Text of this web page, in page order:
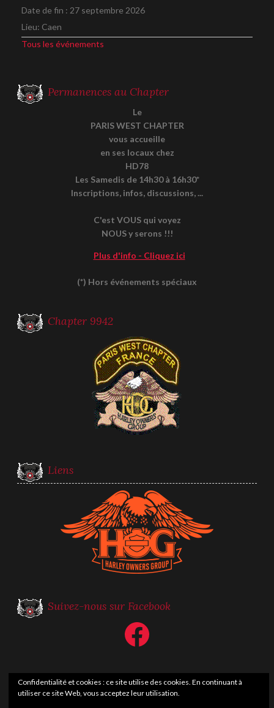
Date de fin : 27 septembre 2026
Lieu: Caen
Tous les événements
Permanences au Chapter
Le
PARIS WEST CHAPTER
vous accueille
en ses locaux chez
HD78
Les Samedis de 14h30 à 16h30*
Inscriptions, infos, discussions, ...
C'est VOUS qui voyez
NOUS y serons !!!
Plus d'info - Cliquez ici
(*) Hors événements spéciaux
Chapter 9942
Liens
Suivez-nous sur Facebook
Facebook
Confidentialité et cookies : ce site utilise des cookies. En continuant à
utiliser ce site Web, vous acceptez leur utilisation.